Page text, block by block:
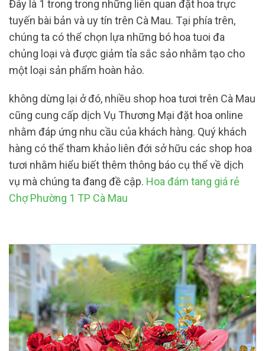
Đây là 1 trong trong những liên quan đặt hoa trực
tuyến bài bản và uy tín trên Cà Mau. Tại phía trên,
chúng ta có thể chọn lựa những bó hoa tuoi đa
chủng loại và được giảm tỉa sắc sảo nhằm tạo cho
một loại sản phẩm hoàn hảo.
không dừng lại ở đó, nhiều shop hoa tươi trên Cà Mau
cũng cung cấp dịch Vụ Thương Mại đặt hoa online
nhằm đáp ứng nhu cầu của khách hàng. Quý khách
hàng có thể tham khảo liên đới sở hữu các shop hoa
tươi nhằm hiểu biết thêm thông báo cụ thể về dịch
vụ mà chúng ta đang đề cập. Hoa đám tang giá rẻ
Chợ Phường 1 TP Cà Mau